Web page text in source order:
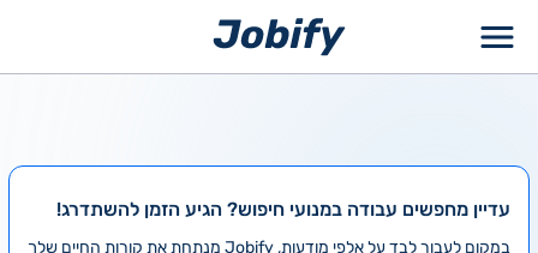
עדיין מחפשים עבודה במנועי חיפוש? הגיע הזמן להשתדרג!
במקום לעבור לבד על אלפי מודעות, Jobify מנתחת את קורות החיים שלך